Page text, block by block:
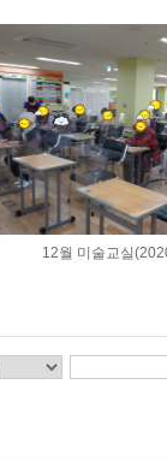
12월 미술교실